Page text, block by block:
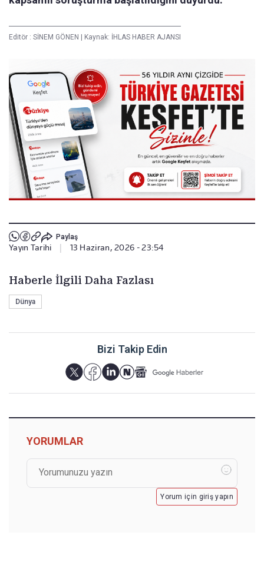
Editör : SİNEM GÖNEN Kaynak: İHLAS HABER AJANSI
Paylaş
Yayın Tarihi 13 Haziran, 2026 - 23:54
Haberle İlgili Daha Fazlası
Dünya
Bizi Takip Edin
YORUMLAR
Yorum için giriş yapın